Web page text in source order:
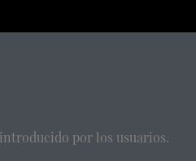
por los usuarios.